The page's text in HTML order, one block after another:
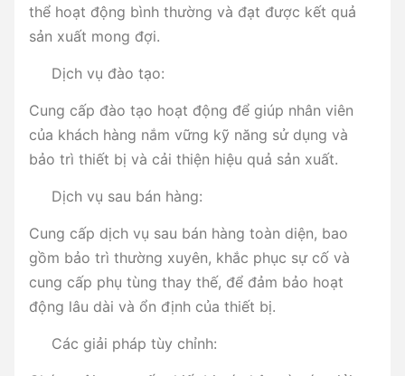
thể hoạt động bình thường và đạt được kết quả
sản xuất mong đợi.
Dịch vụ đào tạo:
Cung cấp đào tạo hoạt động để giúp nhân viên
của khách hàng nắm vững kỹ năng sử dụng và
bảo trì thiết bị và cải thiện hiệu quả sản xuất.
Dịch vụ sau bán hàng:
Cung cấp dịch vụ sau bán hàng toàn diện, bao
gồm bảo trì thường xuyên, khắc phục sự cố và
cung cấp phụ tùng thay thế, để đảm bảo hoạt
động lâu dài và ổn định của thiết bị.
Các giải pháp tùy chỉnh: